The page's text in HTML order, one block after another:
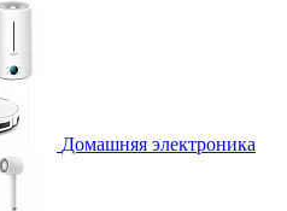
Домашняя электроника